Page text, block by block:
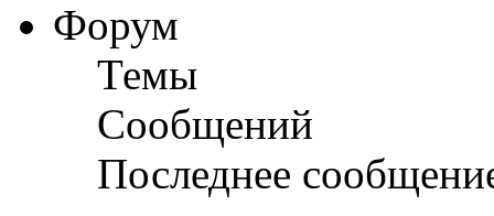
Форум
Темы
Сообщений
Последнее